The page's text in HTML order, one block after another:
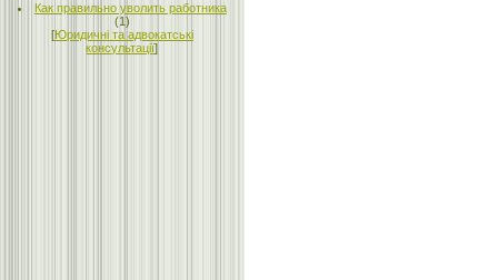
Как правильно уволить работника
(1)
[Юридичні та адвокатські
консультації]